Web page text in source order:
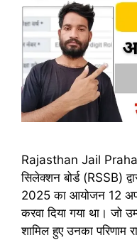
Rajasthan Jail
सिलेक्शन बोर्ड (RSSB)
2025 का आयोजन 12
करवा दिया गया था। जो
शामिल हुए उनका परिणाम